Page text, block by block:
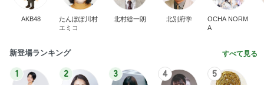
AKB48
たんぽぽ川村
エミコ
北村総一朗 北別府学
OCHA NORM
A
新登場ランキング すべて見る
1 2 3 4 5